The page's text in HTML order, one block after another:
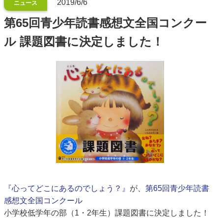
ニュース 2019/6/6
第65回青少年読書感想文全国コンクー
ル 課題図書に決定しました！
『心ってどこにあるのでしょう？』 が、 第65回青少年読書
感想文全国コンクール
小学校低学年の部（1・2年生）課題図書に決定しました！